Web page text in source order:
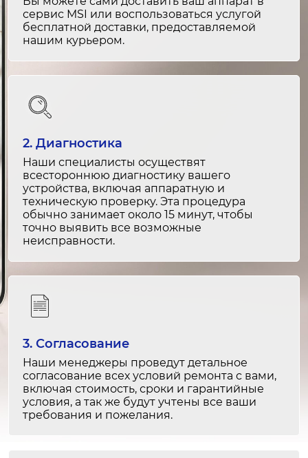
Замена системы подачи воды
Ремонт системы подачи воды
от 1 500 ₽
Замена внутреннего освещения
1-2 часа
от 1 500 ₽
Ремонт внутреннего освещения
Замена датчиков температуры
1-2 часа
Ремонт датчиков температуры
1-2 часа
от 1 200 ₽
сервис MSI или воспользоваться услугой
бесплатной доставки, предоставляемой
нашим курьером.
2. Диагностика
Наши специалисты осуществят
всестороннюю диагностику вашего
устройства, включая аппаратную и
техническую проверку. Эта процедура
обычно занимает около 15 минут, чтобы
точно выявить все возможные
неисправности.
3. Согласование
Наши менеджеры проведут детальное
согласование всех условий ремонта с вами,
включая стоимость, сроки и гарантийные
условия, а так же будут учтены все ваши
требования и пожелания.